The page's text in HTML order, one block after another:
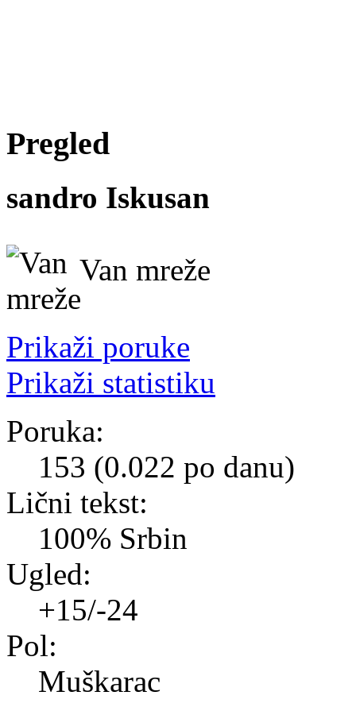
Pregled
sandro Iskusan
Van mreže
Prikaži poruke
Prikaži statistiku
Poruka:
153 (0.022 po danu)
Lični tekst:
100% Srbin
Ugled:
+15/-24
Pol:
Muškarac